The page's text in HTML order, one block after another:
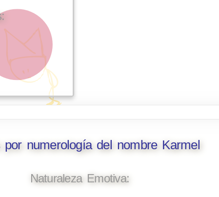
por numerología del nombre Karmel
Naturaleza Emotiva: